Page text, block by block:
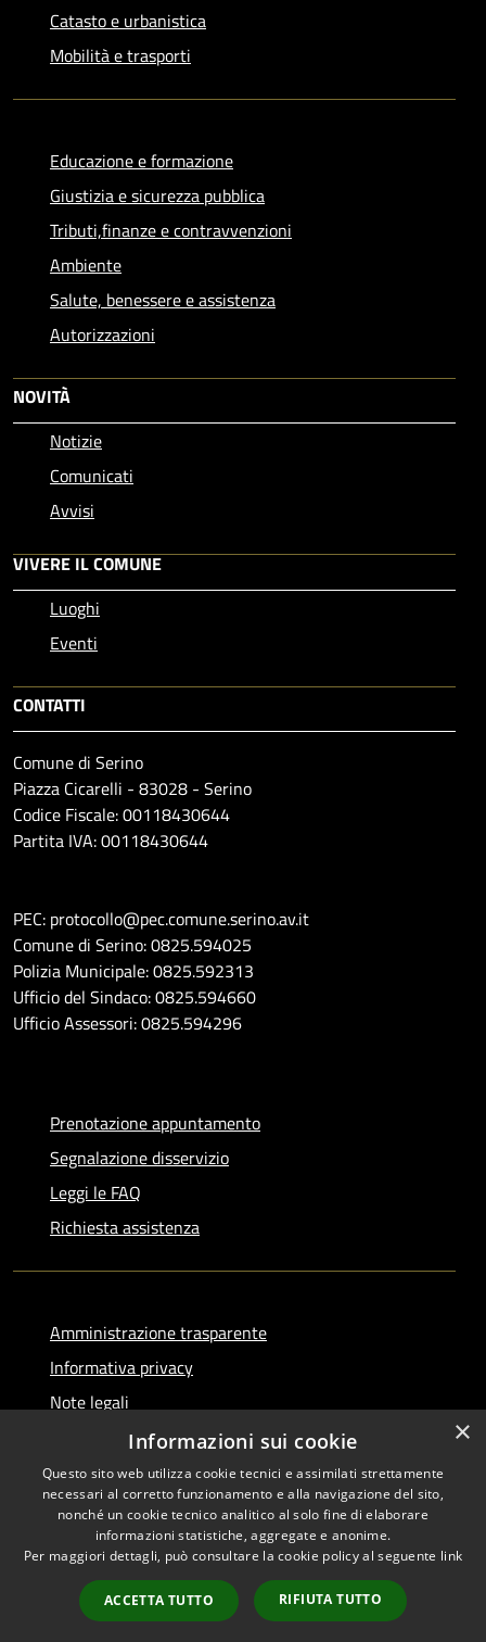
Catasto e urbanistica
Mobilità e trasporti
Educazione e formazione
Giustizia e sicurezza pubblica
Tributi,finanze e contravvenzioni
Ambiente
Salute, benessere e assistenza
Autorizzazioni
NOVITÀ
Notizie
Comunicati
Avvisi
VIVERE IL COMUNE
Luoghi
Eventi
CONTATTI
Comune di Serino
Piazza Cicarelli - 83028 - Serino
Codice Fiscale: 00118430644
Partita IVA: 00118430644
PEC: protocollo@pec.comune.serino.av.it
Comune di Serino: 0825.594025
Polizia Municipale: 0825.592313
Ufficio del Sindaco: 0825.594660
Ufficio Assessori: 0825.594296
Prenotazione appuntamento
Segnalazione disservizio
Leggi le FAQ
Richiesta assistenza
Amministrazione trasparente
Informativa privacy
Note legali
Dichiarazione di accessibilità
RSS
Accessibilità
Copyright © 2026 • Comune di
Municipium•
Accesso
redazione
×
Informazioni sui cookie
Questo sito web utilizza cookie tecnici e assimilati strettamente
necessari al corretto funzionamento e alla navigazione del sito,
nonché un cookie tecnico analitico al solo fine di elaborare
informazioni statistiche, aggregate e anonime.
Per maggiori dettagli, può consultare la cookie policy al seguente link
ACCETTA TUTTO RIFIUTA TUTTO